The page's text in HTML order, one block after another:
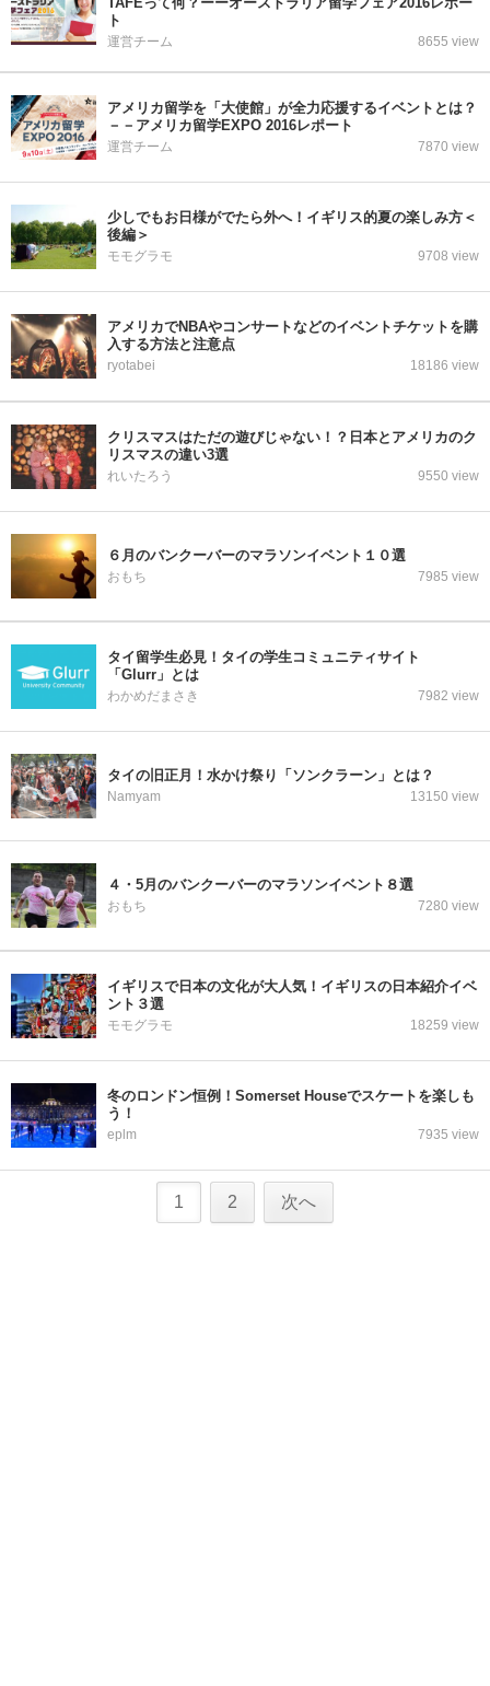
ト
運営チーム 8655 view
アメリカ留学を「大使館」が全力応援するイベントとは？
－－アメリカ留学EXPO 2016レポート
運営チーム 7870 view
少しでもお日様がでたら外へ！イギリス的夏の楽しみ方＜
後編＞
モモグラモ 9708 view
アメリカでNBAやコンサートなどのイベントチケットを購
入する方法と注意点
ryotabei 18186 view
クリスマスはただの遊びじゃない！？日本とアメリカのク
リスマスの違い3選
れいたろう 9550 view
６月のバンクーバーのマラソンイベント１０選
おもち 7985 view
タイ留学生必見！タイの学生コミュニティサイト
「Glurr」とは
わかめだまさき 7982 view
タイの旧正月！水かけ祭り「ソンクラーン」とは？
Namyam 13150 view
４・5月のバンクーバーのマラソンイベント８選
おもち 7280 view
イギリスで日本の文化が大人気！イギリスの日本紹介イベ
ント３選
モモグラモ 18259 view
冬のロンドン恒例！Somerset Houseでスケートを楽しも
う！
eplm 7935 view
1 2 次へ